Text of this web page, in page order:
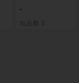
-
出品数 0